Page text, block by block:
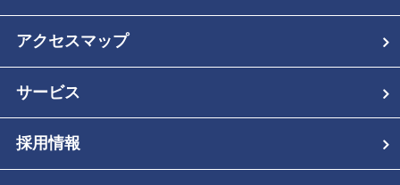
アクセスマップ
サービス
採用情報